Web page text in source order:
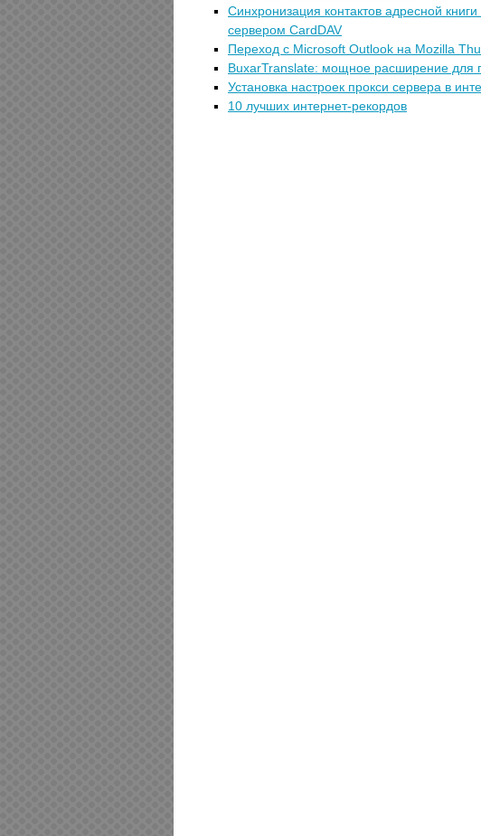
Синхронизация контактов адресной
сервером CardDAV
Переход с Microsoft Outlook на Mozilla
BuxarTranslate: мощное расширение для
Установка настроек прокси сервера в
10 лучших интернет-рекордов